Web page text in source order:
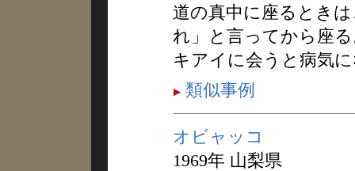
道の真中に座るとき
れ」と言ってから座
キアイに会うと病気
類似事例
オビャッコ
1969年 山梨県